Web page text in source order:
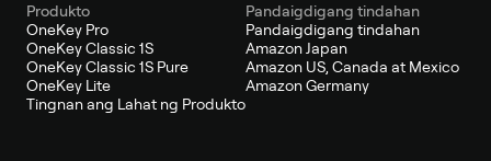
Produkto
OneKey Pro
OneKey Classic 1S
OneKey Classic 1S Pure
OneKey Lite
Tingnan ang Lahat ng Produkto
Pandaigdigang tindahan
Pandaigdigang tindahan
Amazon Japan
Amazon US, Canada at Mexico
Amazon Germany